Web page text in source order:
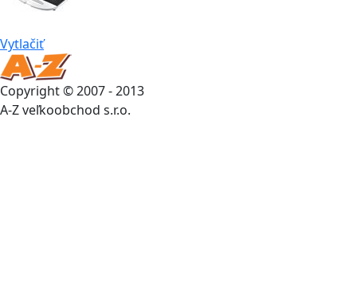
Vytlačiť
Copyright © 2007 - 2013
A-Z veľkoobchod s.r.o.